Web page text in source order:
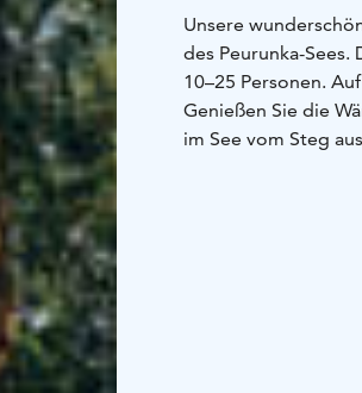
Unsere
des Peurunka-
10–25 Personen.
Genießen Sie die
im See vom Steg